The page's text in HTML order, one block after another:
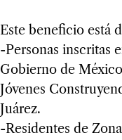
Este beneficio está
-Personas inscritas
Gobierno de
Jóvenes
Juárez.
-Residentes de